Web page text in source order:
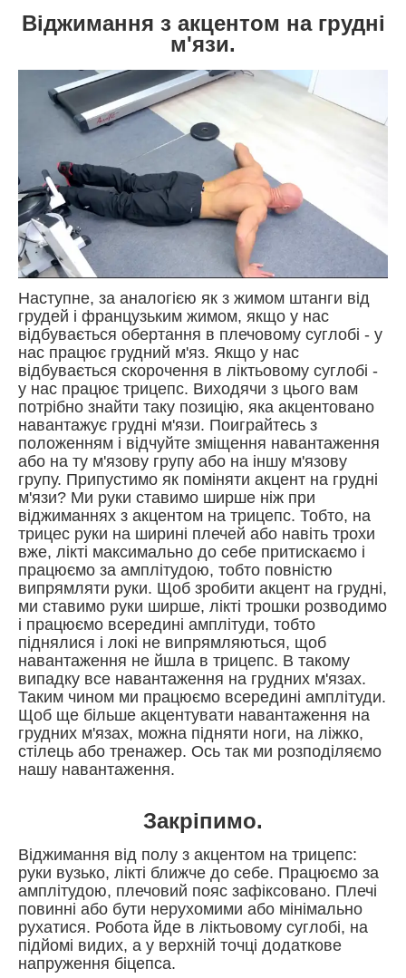
Віджимання з акцентом на грудні
м'язи.
Наступне, за аналогією як з жимом штанги від
грудей і французьким жимом, якщо у нас
відбувається обертання в плечовому суглобі - у
нас працює грудний м'яз. Якщо у нас
відбувається скорочення в ліктьовому суглобі -
у нас працює трицепс. Виходячи з цього вам
потрібно знайти таку позицію, яка акцентовано
навантажує грудні м'язи. Поиграйтесь з
положенням і відчуйте зміщення навантаження
або на ту м'язову групу або на іншу м'язову
групу. Припустимо як поміняти акцент на грудні
м'язи? Ми руки ставимо ширше ніж при
віджиманнях з акцентом на трицепс. Тобто, на
трицес руки на ширині плечей або навіть трохи
вже, лікті максимально до себе притискаємо і
працюємо за амплітудою, тобто повністю
випрямляти руки. Щоб зробити акцент на грудні,
ми ставимо руки ширше, лікті трошки розводимо
і працюємо всередині амплітуди, тобто
піднялися і локі не випрямляються, щоб
навантаження не йшла в трицепс. В такому
випадку все навантаження на грудних м'язах.
Таким чином ми працюємо всередині амплітуди.
Щоб ще більше акцентувати навантаження на
грудних м'язах, можна підняти ноги, на ліжко,
стілець або тренажер. Ось так ми розподіляємо
нашу навантаження.
Закріпимо.
Віджимання від полу з акцентом на трицепс:
руки вузько, лікті ближче до себе. Працюємо за
амплітудою, плечовий пояс зафіксовано. Плечі
повинні або бути нерухомими або мінімально
рухатися. Робота йде в ліктьовому суглобі, на
підйомі видих, а у верхній точці додаткове
напруження біцепса.